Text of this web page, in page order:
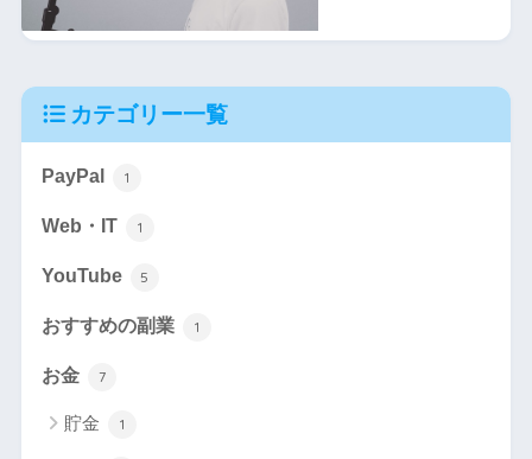
カテゴリー一覧
PayPal 1
Web・IT 1
YouTube 5
おすすめの副業 1
お金 7
貯金 1